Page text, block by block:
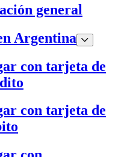
general
Argentina
con tarjeta de
con tarjeta de